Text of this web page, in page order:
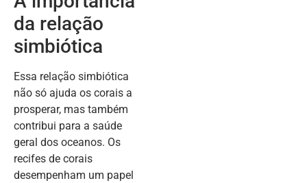
da relação
simbiótica
Essa relação simbiótica
não só ajuda os corais a
prosperar, mas também
contribui para a saúde
geral dos oceanos. Os
recifes de corais
desempenham um papel